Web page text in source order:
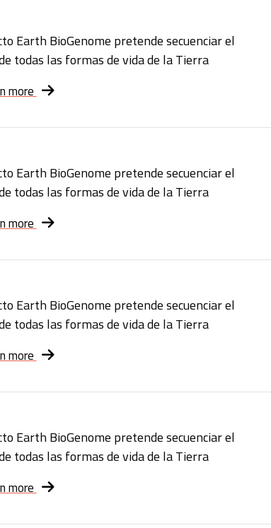
Earth BioGenome pretende secuenciar el
todas las formas de vida de la Tierra
more
Earth BioGenome pretende secuenciar el
todas las formas de vida de la Tierra
more
Earth BioGenome pretende secuenciar el
todas las formas de vida de la Tierra
more
Earth BioGenome pretende secuenciar el
todas las formas de vida de la Tierra
more